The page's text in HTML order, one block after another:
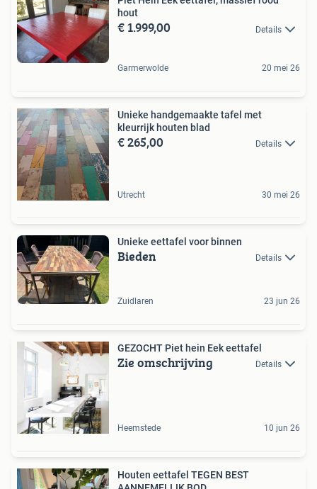
hout
€ 1.999,00 Details
Garmerwolde 20 mei 26
Unieke handgemaakte tafel met
kleurrijk houten blad
€ 265,00 Details
Utrecht 30 mei 26
Unieke eettafel voor binnen
Bieden Details
Zuidlaren 23 jun 26
GEZOCHT Piet hein Eek eettafel
Zie omschrijving Details
Heemstede 10 jun 26
Houten eettafel TEGEN BEST